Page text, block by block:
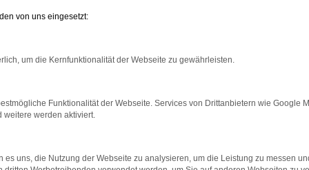
kostensparender Kompromiss. Wenn Sie sich für
Für Ihre Mobilität in Nürnberg eignet sich das
1992 und schreibt Vertrauen groß. Jeder VW T-
keine Kompromisse ein, sondern setzen Sie gleich
von einem exzellenten Preis-Leistungs-Verhältnis
von uns eingesetzt:
um die Kernfunktionalität der Webseite zu gewährleisten.
Funktionalität der Webseite. Services von Drittanbietern wie Google
weitere werden aktiviert.
es uns, die Nutzung der Webseite zu analysieren, um die Leistung zu messen